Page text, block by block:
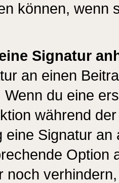
können, wenn
Signatur
an einen
Wenn du eine
während
eine Signatur
Option
noch